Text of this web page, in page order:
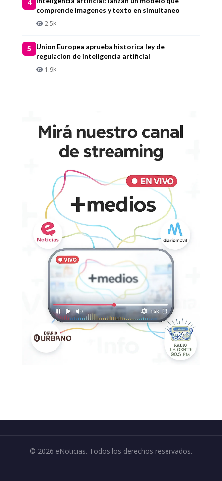
4
comprende imagenes y texto en simultaneo
2.5K
5
Union Europea aprueba historica ley de
regulacion de inteligencia artificial
1.9K
© 2026 eNoticias. Todos los derechos reservados.